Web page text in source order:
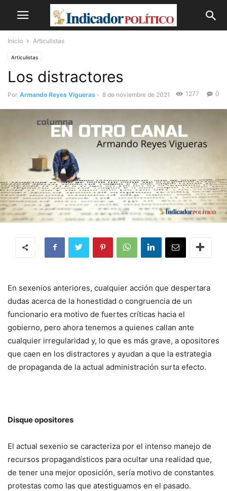
Inicio Articulistas
Articulistas
Los distractores
Por Armando Reyes Vigueras - 8 de noviembre de 2021 0
1277
En sexenios anteriores, cualquier acción que despertara
dudas acerca de la honestidad o congruencia de un
funcionario era motivo de fuertes críticas hacia el
gobierno, pero ahora tenemos a quienes callan ante
cualquier irregularidad y, lo que es más grave, a opositores
que caen en los distractores y ayudan a que la estrategia
de propaganda de la actual administración surta efecto.
Disque opositores
El actual sexenio se caracteriza por el intenso manejo de
recursos propagandísticos para ocultar una realidad que,
de tener una mejor oposición, sería motivo de constantes
protestas como las que atestiguamos en el pasado.